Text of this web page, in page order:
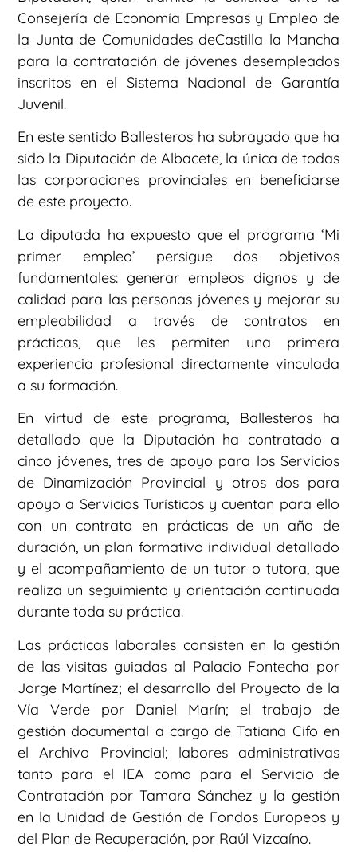
Consejería de Economía Empresas y Empleo de
la Junta de Comunidades deCastilla la Mancha
para la contratación de jóvenes desempleados
inscritos en el Sistema Nacional de Garantía
Juvenil.
En este sentido Ballesteros ha subrayado que ha
sido la Diputación de Albacete, la única de todas
las corporaciones provinciales en beneficiarse
de este proyecto.
La diputada ha expuesto que el programa ‘Mi
primer empleo’ persigue dos objetivos
fundamentales: generar empleos dignos y de
calidad para las personas jóvenes y mejorar su
empleabilidad a través de contratos en
prácticas, que les permiten una primera
experiencia profesional directamente vinculada
a su formación.
En virtud de este programa, Ballesteros ha
detallado que la Diputación ha contratado a
cinco jóvenes, tres de apoyo para los Servicios
de Dinamización Provincial y otros dos para
apoyo a Servicios Turísticos y cuentan para ello
con un contrato en prácticas de un año de
duración, un plan formativo individual detallado
y el acompañamiento de un tutor o tutora, que
realiza un seguimiento y orientación continuada
durante toda su práctica.
Las prácticas laborales consisten en la gestión
de las visitas guiadas al Palacio Fontecha por
Jorge Martínez; el desarrollo del Proyecto de la
Vía Verde por Daniel Marín; el trabajo de
gestión documental a cargo de Tatiana Cifo en
el Archivo Provincial; labores administrativas
tanto para el IEA como para el Servicio de
Contratación por Tamara Sánchez y la gestión
en la Unidad de Gestión de Fondos Europeos y
del Plan de Recuperación, por Raúl Vizcaíno.